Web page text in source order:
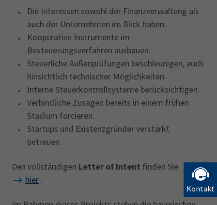
Kontakt
Die Interessen sowohl der Finanzverwaltung als
auch der Unternehmen im Blick haben.
Kooperative Instrumente im
Besteuerungsverfahren ausbauen.
Steuerliche Außenprüfungen beschleunigen, auch
hinsichtlich technischer Möglichkeiten.
Interne Steuerkontrollsysteme berücksichtigen.
Verbindliche Zusagen bereits in einem frühen
Stadium forcieren.
Startups und Existenzgründer verstärkt
betreuen.
Den vollständigen Letter of Intent finden Sie
hier .